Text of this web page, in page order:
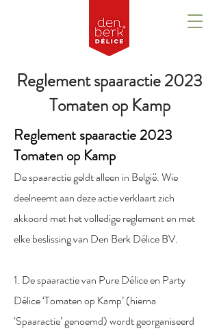
Reglement spaaractie 2023
Tomaten op Kamp
Reglement spaaractie 2023
Tomaten op Kamp
De spaaractie geldt alleen in België. Wie
deelneemt aan deze actie verklaart zich
akkoord met het volledige reglement en met
elke beslissing van Den Berk Délice BV.
1. De spaaractie van Pure Délice en Party
Délice ‘Tomaten op Kamp’ (hierna
‘Spaaractie’ genoemd) wordt georganiseerd